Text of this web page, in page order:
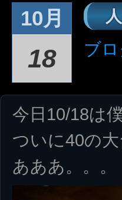
10月
18 ブ
今日10/18は
ついに40の大
あああ。。。